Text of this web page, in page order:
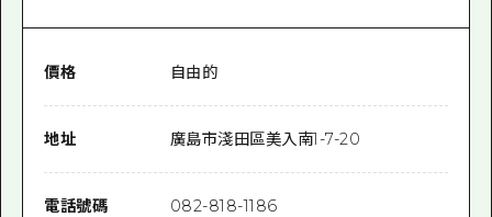
價格 自由的
地址 廣島市淺田區美入南1-7-20
電話號碼 082-818-1186